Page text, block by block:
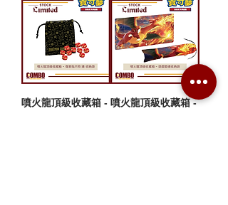
噴火龍頂級收藏箱 - 噴火龍頂級收藏箱 -